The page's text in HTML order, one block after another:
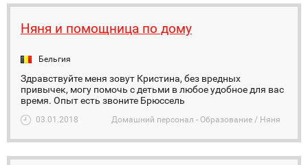
Няня и помощница по дому
Бельгия
Здравствуйте меня зовут Кристина, без вредных
привычек, могу помочь с детьми в любое удобное для вас
время. Опыт есть звоните Брюссель
03.01.2018 Домашний персонал - Образование / Няня